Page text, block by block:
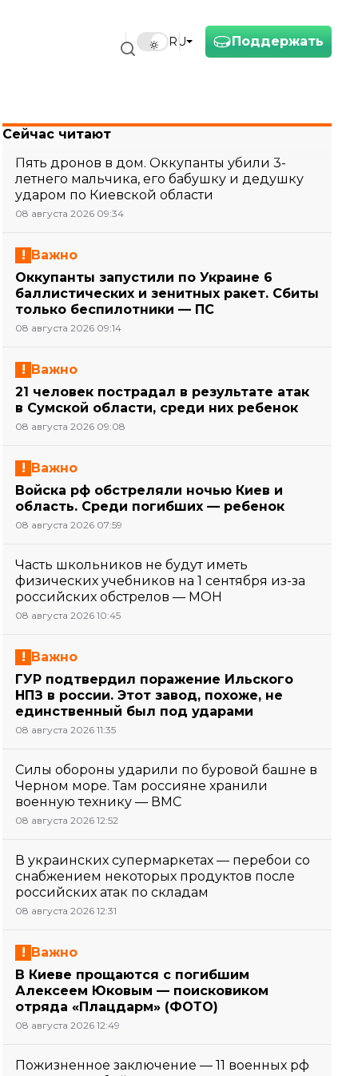
Поддержать
RU
Сейчас читают
Пять дронов в дом. Оккупанты убили 3-
летнего мальчика, его бабушку и дедушку
ударом по Киевской области
08 августа 2026 09:34
Важно
Оккупанты запустили по Украине 6
баллистических и зенитных ракет. Сбиты
только беспилотники — ПС
08 августа 2026 09:14
Важно
21 человек пострадал в результате атак
в Сумской области, среди них ребенок
08 августа 2026 09:08
Важно
Войска рф обстреляли ночью Киев и
область. Среди погибших — ребенок
08 августа 2026 07:59
Часть школьников не будут иметь
физических учебников на 1 сентября из-за
российских обстрелов — МОН
08 августа 2026 10:45
Важно
ГУР подтвердил поражение Ильского
НПЗ в россии. Этот завод, похоже, не
единственный был под ударами
08 августа 2026 11:35
Силы обороны ударили по буровой башне в
Черном море. Там россияне хранили
военную технику — ВМС
08 августа 2026 12:52
В украинских супермаркетах — перебои со
снабжением некоторых продуктов после
российских атак по складам
08 августа 2026 12:31
Важно
В Киеве прощаются с погибшим
Алексеем Юковым — поисковиком
отряда «Плацдарм» (ФОТО)
08 августа 2026 12:49
Пожизненное заключение — 11 военных рф